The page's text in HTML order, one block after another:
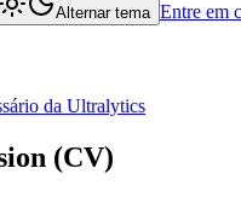
Alternar tema Entre em
da Ultralytics
(CV)